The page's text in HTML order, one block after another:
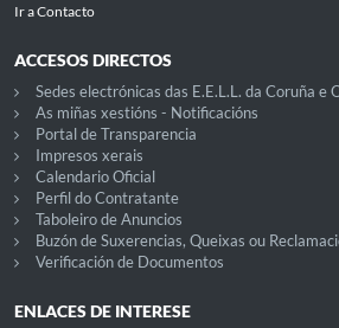
Ir a Contacto
ACCESOS DIRECTOS
Sedes electrónicas das E.E.L.L. da Coruña e
As miñas xestións - Notificacións
Portal de Transparencia
Impresos xerais
Calendario Oficial
Perfil do Contratante
Taboleiro de Anuncios
Buzón de Suxerencias, Queixas ou
Verificación de Documentos
ENLACES DE INTERESE